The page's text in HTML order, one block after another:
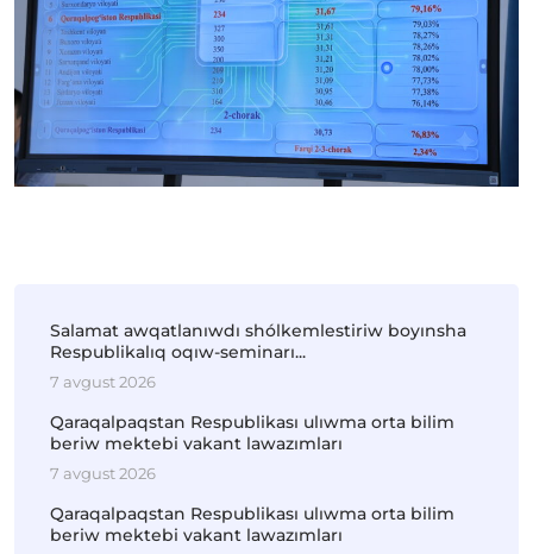
Salamat awqatlanıwdı shólkemlestiriw boyınsha
Respublikalıq oqıw-seminarı...
7 avgust 2026
Qaraqalpaqstan Respublikası ulıwma orta bilim
beriw mektebi vakant lawazımları
7 avgust 2026
Qaraqalpaqstan Respublikası ulıwma orta bilim
beriw mektebi vakant lawazımları